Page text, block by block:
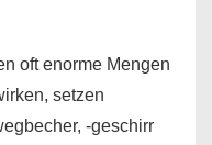
oft enorme Mengen
setzen
-geschirr